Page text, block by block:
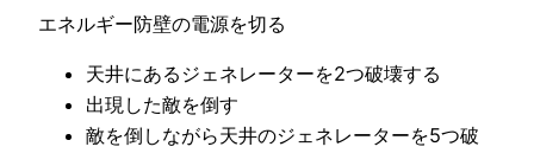
エネルギー防壁の電源を切る
天井にあるジェネレーターを2つ破壊する
出現した敵を倒す
敵を倒しながら天井のジェネレーターを5つ破